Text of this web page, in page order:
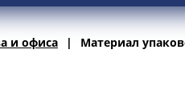
и офиса Материал